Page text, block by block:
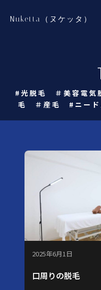
Nuketta（ヌケッタ）
#光脱毛 ＃美容電
毛 ＃産毛 #ニー
2025年6月1日
口周りの脱毛